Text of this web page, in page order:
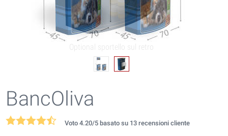
Optional sportello sul retro
BancOliva
Voto 4.20/5 basato su 13 recensioni cliente